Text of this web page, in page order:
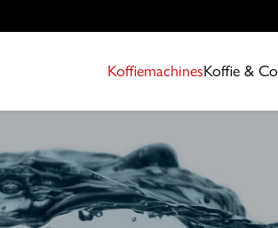
KoffiemachinesKoffie & Co